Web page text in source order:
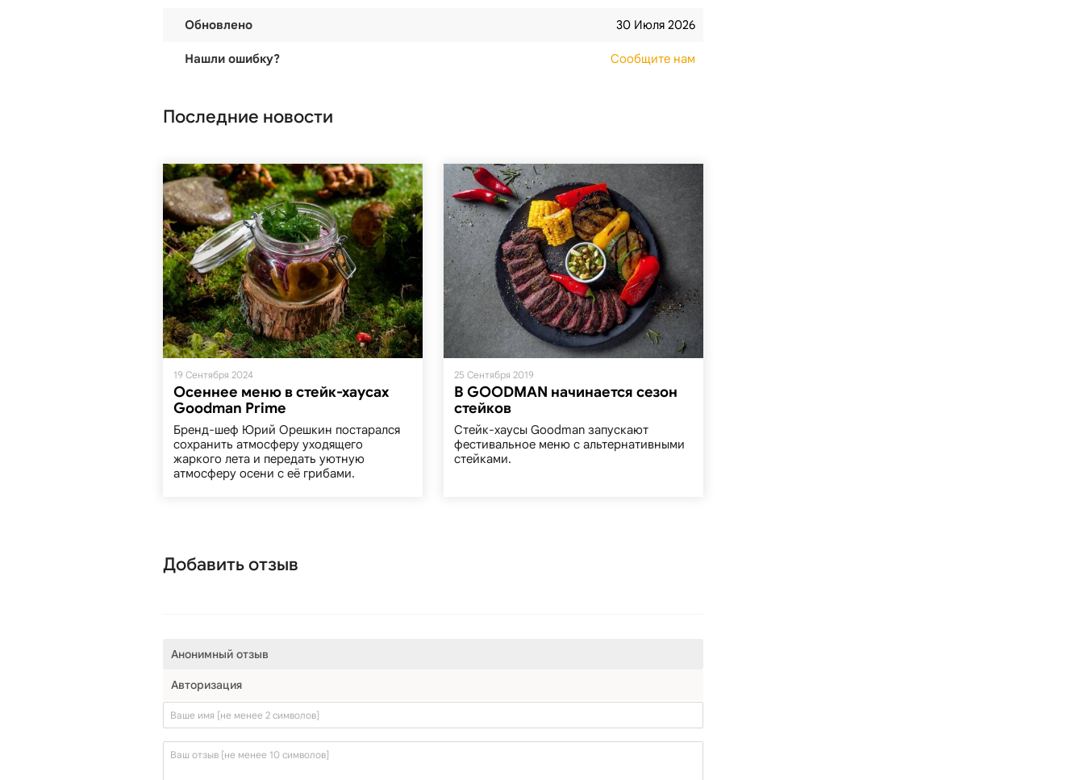
Обновлено 30 Июля 2026
Нашли ошибку? Сообщите нам
Последние новости
19 Сентября 2024
Осеннее меню в стейк-хаусах
Goodman Prime
Бренд-шеф Юрий Орешкин постарался
сохранить атмосферу уходящего
жаркого лета и передать уютную
атмосферу осени с её грибами.
25 Сентября 2019
В GOODMAN начинается сезон
стейков
Стейк-хаусы Goodman запускают
фестивальное меню с альтернативными
стейками.
Добавить отзыв
Анонимный отзыв